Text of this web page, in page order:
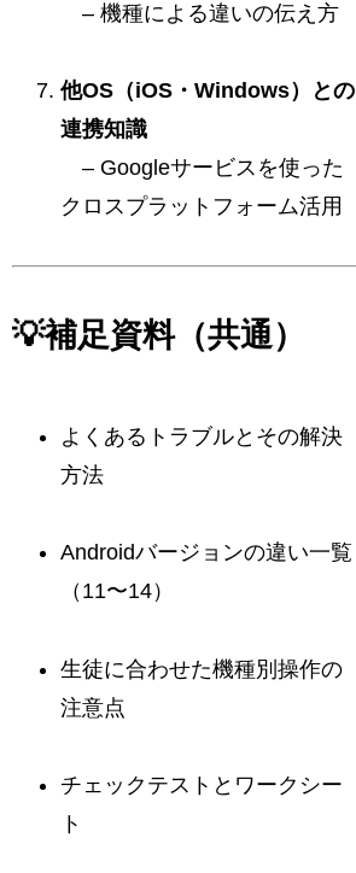
– 機種による違いの伝え方
他OS（iOS・Windows）との
連携知識
– Googleサービスを使った
クロスプラットフォーム活用
💡補足資料（共通）
よくあるトラブルとその解決
方法
Androidバージョンの違い一覧
（11〜14）
生徒に合わせた機種別操作の
注意点
チェックテストとワークシー
ト